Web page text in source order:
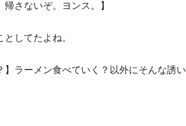
帰さないぞ。ヨンス。】
してたよね。
】ラーメン食べていく？以外にそんな誘い